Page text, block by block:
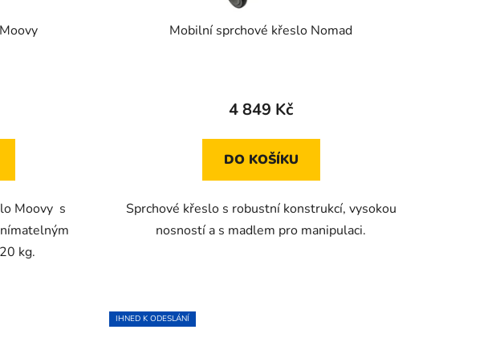
Moovy s
kg.
Mobilní sprchové křeslo Nomad
4 849 Kč
DO KOŠÍKU
Sprchové křeslo s robustní konstrukcí, vysokou
nosností a s madlem pro manipulaci.
IHNED K ODESLÁNÍ